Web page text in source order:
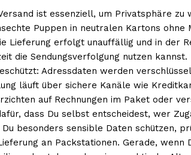
ist essenziell, um Privatsphäre zu
Puppen in neutralen Kartons ohne
Lieferung erfolgt unauffällig und in der
die Sendungsverfolgung nutzen
Adressdaten werden
läuft über sichere Kanäle wie
auf Rechnungen im Paket oder
dass Du selbst entscheidest, wer
besonders sensible Daten schützen,
an Packstationen. Gerade, wenn